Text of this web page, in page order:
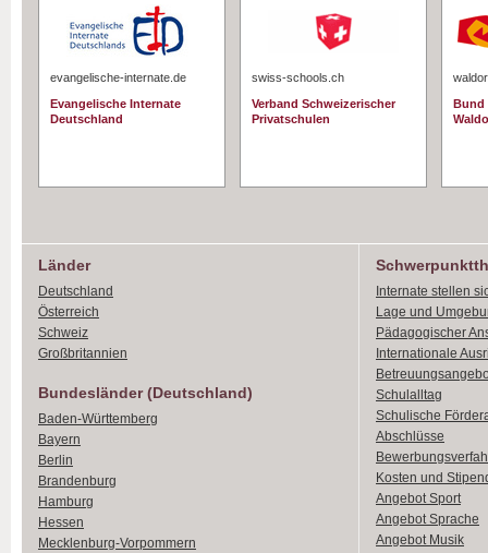
evangelische-internate.de
Evangelische Internate
Deutschland
swiss-schools.ch
Verband Schweizerischer
Privatschulen
Bund
Länder
Deutschland
Österreich
Schweiz
Großbritannien
Bundesländer (Deutschland)
Baden-Württemberg
Bayern
Berlin
Brandenburg
Hamburg
Hessen
Mecklenburg-Vorpommern
Internate stellen
Lage und
Pädagogischer
Internationale
Schulalltag
Schulische
Abschlüsse
Kosten und
Angebot Sport
Angebot Sprache
Angebot Musik